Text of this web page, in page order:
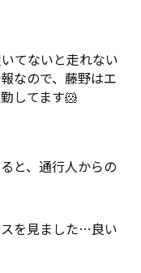
てないと走れない
なので、藤野はエ
してます🐹
と、通行人からの
を見ました…良い